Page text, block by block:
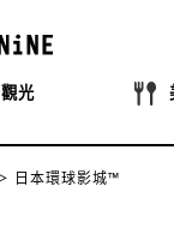
觀光
日本環球影城™